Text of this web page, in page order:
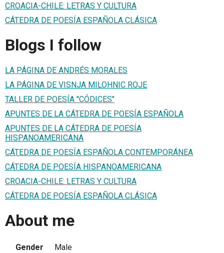
CROACIA-CHILE: LETRAS Y CULTURA
CÁTEDRA DE POESÍA ESPAÑOLA CLÁSICA
Blogs I follow
LA PÁGINA DE ANDRÉS MORALES
LA PÁGINA DE VISNJA MILOHNIC ROJE
TALLER DE POESÍA "CÓDICES"
APUNTES DE LA CÁTEDRA DE POESÍA ESPAÑOLA
APUNTES DE LA CÁTEDRA DE POESÍA
HISPANOAMERICANA
CÁTEDRA DE POESÍA ESPAÑOLA CONTEMPORÁNEA
CÁTEDRA DE POESÍA HISPANOAMERICANA
CROACIA-CHILE: LETRAS Y CULTURA
CÁTEDRA DE POESÍA ESPAÑOLA CLÁSICA
About me
Gender
Male